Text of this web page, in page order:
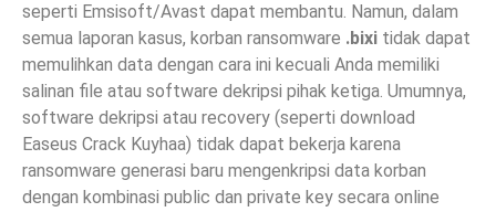
seperti Emsisoft/Avast dapat membantu. Namun, dalam
semua laporan kasus, korban ransomware .bixi tidak dapat
memulihkan data dengan cara ini kecuali Anda memiliki
salinan file atau software dekripsi pihak ketiga. Umumnya,
software dekripsi atau recovery (seperti download
Easeus Crack Kuyhaa) tidak dapat bekerja karena
ransomware generasi baru mengenkripsi data korban
dengan kombinasi public dan private key secara online